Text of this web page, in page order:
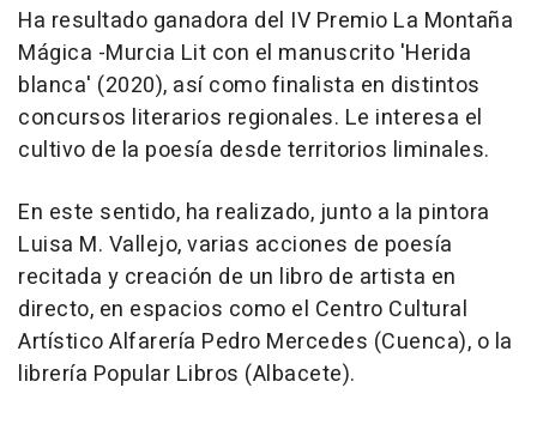
Ha resultado ganadora del IV Premio La Montaña
Mágica -Murcia Lit con el manuscrito 'Herida
blanca' (2020), así como finalista en distintos
concursos literarios regionales. Le interesa el
cultivo de la poesía desde territorios liminales.
En este sentido, ha realizado, junto a la pintora
Luisa M. Vallejo, varias acciones de poesía
recitada y creación de un libro de artista en
directo, en espacios como el Centro Cultural
Artístico Alfarería Pedro Mercedes (Cuenca), o la
librería Popular Libros (Albacete).